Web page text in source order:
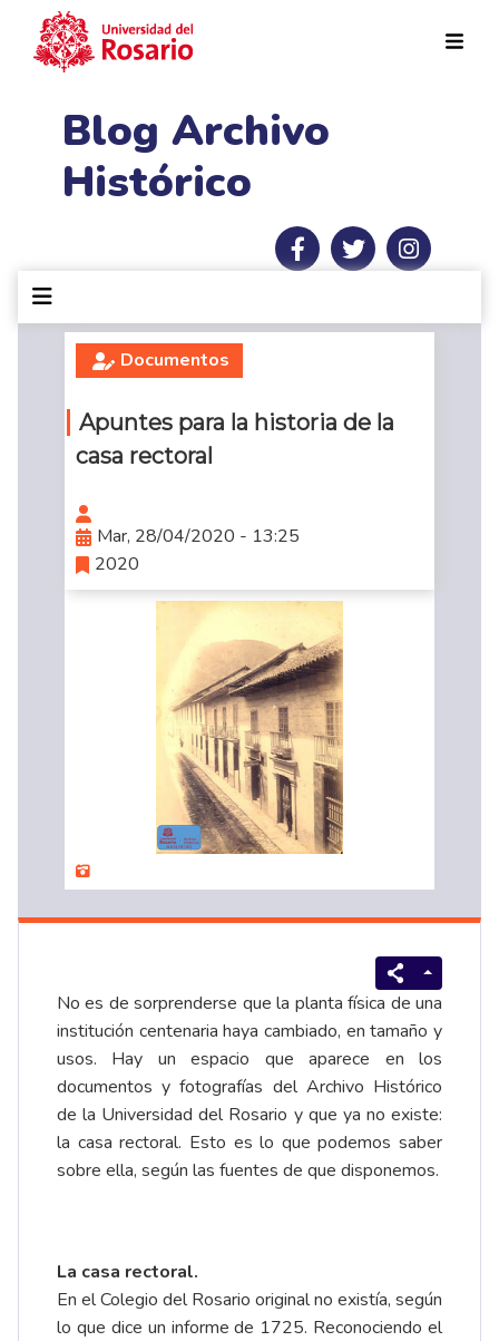
Blog Archivo
Histórico
Documentos
Apuntes para la historia de la
casa rectoral
Mar, 28/04/2020 - 13:25
2020
No es de sorprenderse que la planta física de una
institución centenaria haya cambiado, en tamaño y
usos. Hay un espacio que aparece en los
documentos y fotografías del Archivo Histórico
de la Universidad del Rosario y que ya no existe:
la casa rectoral. Esto es lo que podemos saber
sobre ella, según las fuentes de que disponemos.
La casa rectoral.
En el Colegio del Rosario original no existía, según
lo que dice un informe de 1725. Reconociendo el